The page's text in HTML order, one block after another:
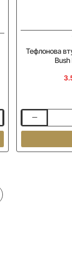
Тефлонова
втулка
Internal